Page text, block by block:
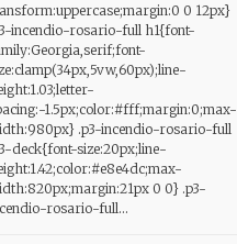
0 12px}
incendio-rosario-full h1{font-
1.5px;color:#fff;margin:0;max-
.p3-incendio-rosario-full
deck{font-size:20px;line-
0 0} .p3-
rosario-full...